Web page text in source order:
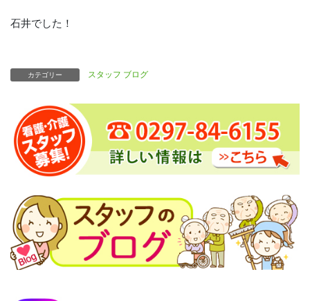
石井でした！
カテゴリー スタッフ ブログ